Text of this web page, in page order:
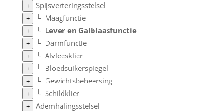
+ Spijsverteringsstelsel
+ └ Maagfunctie
+ └ Lever en Galblaasfunctie
+ └ Darmfunctie
+ └ Alvleesklier
+ └ Bloedsuikerspiegel
+ └ Gewichtsbeheersing
+ └ Schildklier
+ Ademhalingsstelsel